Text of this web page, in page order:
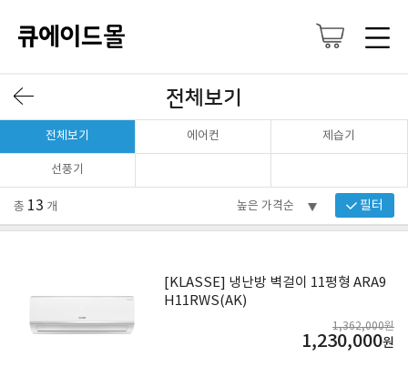
전체보기
전체보기 에어컨 제습기
선풍기
총 13 개 필터
[KLASSE] 냉난방 벽걸이 11평형 ARA9
H11RWS(AK)
1,362,000원
1,230,000원